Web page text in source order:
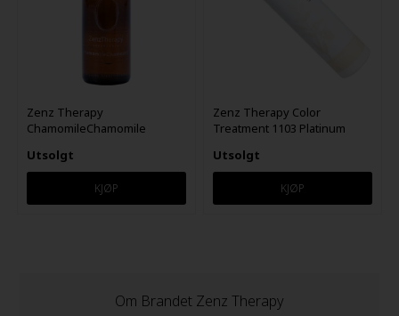
Zenz Therapy
ChamomileChamomile
Utsolgt
Zenz Therapy Color
Treatment 1103 Platinum
Utsolgt
Om Brandet Zenz Therapy